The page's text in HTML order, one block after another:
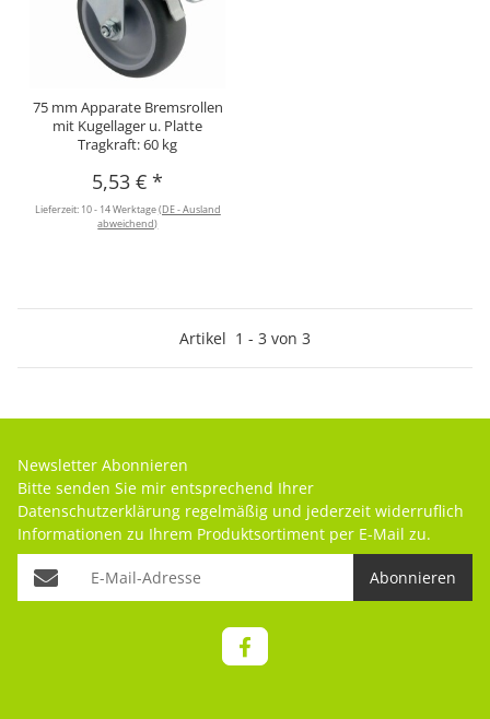
75 mm Apparate Bremsrollen
mit Kugellager u. Platte
Tragkraft: 60 kg
5,53 €*
Lieferzeit: 10 - 14 Werktage(DE - Ausland
abweichend)
Artikel 1 - 3 von 3
Newsletter Abonnieren
Bitte senden Sie mir entsprechend Ihrer
Datenschutzerklärung regelmäßig und jederzeit widerruflich
Informationen zu Ihrem Produktsortiment per E-Mail zu.
Abonnieren